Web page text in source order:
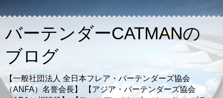
バーテンダーCATMANの
ブログ
【一般社団法人 全日本フレア・バーテンダーズ協会
（ANFA）名誉会長】 【アジア・バーテンダーズ協会